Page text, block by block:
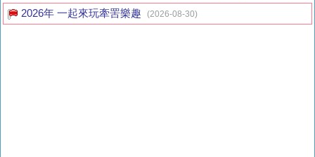
2026年 一起來玩牽罟樂趣 (2026-08-30)